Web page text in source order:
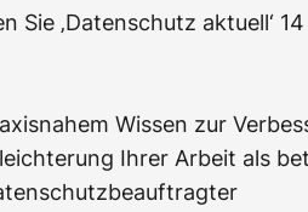
Sie ‚Datenschutz aktuell‘
Wissen zur
Ihrer Arbeit als